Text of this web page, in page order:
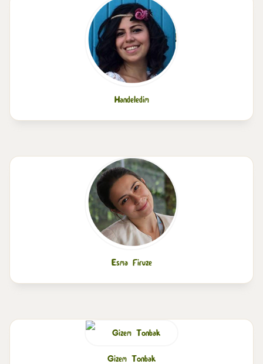
Handeledim
Esma Firuze
Gizem Tonbak